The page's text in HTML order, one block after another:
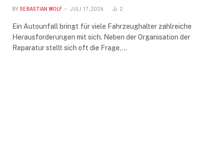
BY SEBASTIAN WOLF JULI 17, 2026 2
Ein Autounfall bringt für viele Fahrzeughalter zahlreiche
Herausforderungen mit sich. Neben der Organisation der
Reparatur stellt sich oft die Frage,…